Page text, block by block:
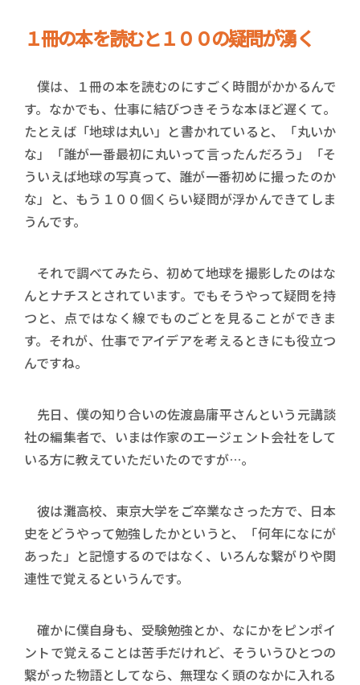
１冊の本を読むと１００の疑問が湧く
僕は、１冊の本を読むのにすごく時間がかかるんで
す。なかでも、仕事に結びつきそうな本ほど遅くて。
たとえば「地球は丸い」と書かれていると、「丸いか
な」「誰が一番最初に丸いって言ったんだろう」「そ
ういえば地球の写真って、誰が一番初めに撮ったのか
な」と、もう１００個くらい疑問が浮かんできてしま
うんです。
それで調べてみたら、初めて地球を撮影したのはな
んとナチスとされています。でもそうやって疑問を持
つと、点ではなく線でものごとを見ることができま
す。それが、仕事でアイデアを考えるときにも役立つ
んですね。
先日、僕の知り合いの佐渡島庸平さんという元講談
社の編集者で、いまは作家のエージェント会社をして
いる方に教えていただいたのですが…。
彼は灘高校、東京大学をご卒業なさった方で、日本
史をどうやって勉強したかというと、「何年になにが
あった」と記憶するのではなく、いろんな繋がりや関
連性で覚えるというんです。
確かに僕自身も、受験勉強とか、なにかをピンポイ
ントで覚えることは苦手だけれど、そういうひとつの
繋がった物語としてなら、無理なく頭のなかに入れる